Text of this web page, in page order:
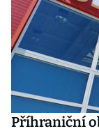
Příhraniční